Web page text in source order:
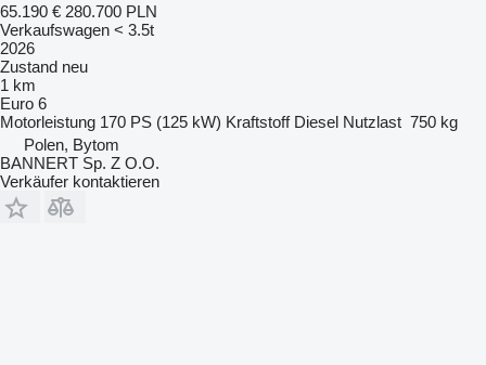
65.190 € 280.700 PLN
Verkaufswagen < 3.5t
2026
Zustand neu
1 km
Euro 6
Motorleistung 170 PS (125 kW) Kraftstoff Diesel Nutzlast 750 kg
Polen, Bytom
BANNERT Sp. Z O.O.
Verkäufer kontaktieren